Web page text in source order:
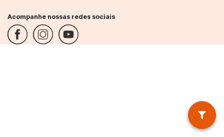
Acompanhe nossas redes sociais